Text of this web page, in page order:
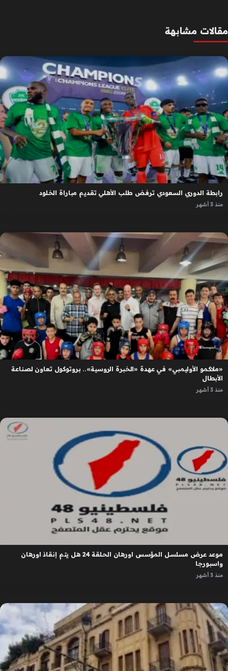
مقالات مشابهة
رابطة الدوري السعودي ترفض طلب الأهلي تقديم مباراة الخلود
منذ 3 أشهر
«ملاكمو الأوليمبي» في عهدة «الخبرة الروسية».. بروتوكول تعاون لصناعة
الأبطال
منذ 3 أشهر
موعد عرض مسلسل المؤسس اورهان الحلقة 24 هل يتم إنقاذ اورهان
واسبورجا
منذ 3 أشهر